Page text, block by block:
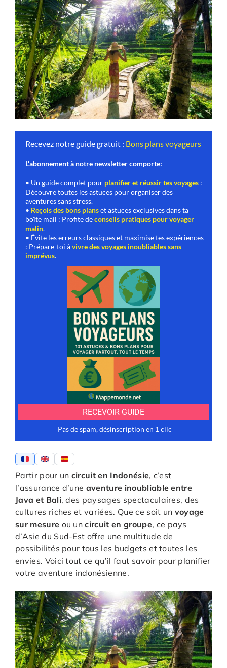
Partir pour un circuit en Indonésie, c’est
l’assurance d’une aventure inoubliable entre
Java et Bali, des paysages spectaculaires, des
cultures riches et variées. Que ce soit un voyage
sur mesure ou uncircuit en groupe, ce pays
d’Asie du Sud-Est offre une multitude de
possibilités pour tous les budgets et toutes les
envies. Voici tout ce qu’il faut savoir pour planifier
votre aventure indonésienne.